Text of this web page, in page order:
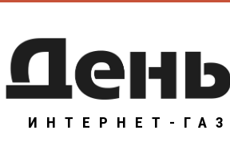
ИНТЕРНЕТ-